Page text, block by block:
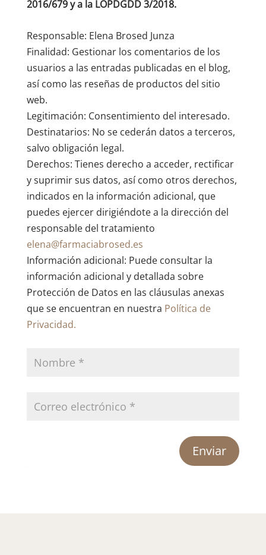
2016/679 y a la LOPDGDD 3/2018.
Responsable: Elena Brosed Junza
Finalidad: Gestionar los comentarios de los
usuarios a las entradas publicadas en el blog,
así como las reseñas de productos del sitio
web.
Legitimación: Consentimiento del interesado.
Destinatarios: No se cederán datos a terceros,
salvo obligación legal.
Derechos: Tienes derecho a acceder, rectificar
y suprimir sus datos, así como otros derechos,
indicados en la información adicional, que
puedes ejercer dirigiéndote a la dirección del
responsable del tratamiento
elena@farmaciabrosed.es
Información adicional: Puede consultar la
información adicional y detallada sobre
Protección de Datos en las cláusulas anexas
que se encuentran en nuestra Política de
Privacidad.
Enviar